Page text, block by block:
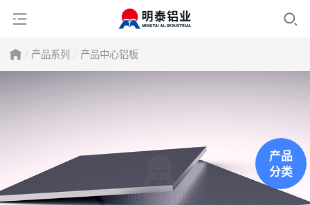
产品系列 产品中心铝板
产品
分类